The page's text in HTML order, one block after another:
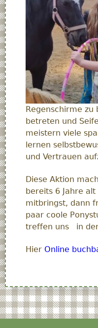
Regenschirme zu
betreten und
meistern viele
lernen
und Vertrauen
Diese Aktion
bereits 6 Jahre
mitbringst, dann
paar coole
treffen uns in der
Hier Online